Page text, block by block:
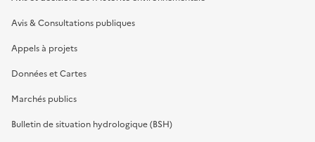
Avis & Consultations publiques
Appels à projets
Données et Cartes
Marchés publics
Bulletin de situation hydrologique (BSH)